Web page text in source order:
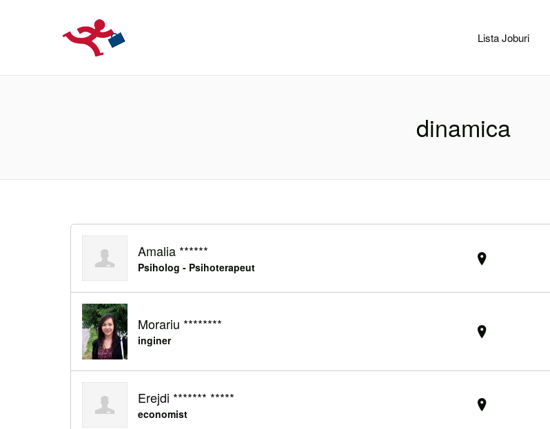
Lista Joburi
dinamica
Amalia ******
Psiholog - Psihoterapeut
Morariu ********
inginer
Erejdi ******* *****
economist